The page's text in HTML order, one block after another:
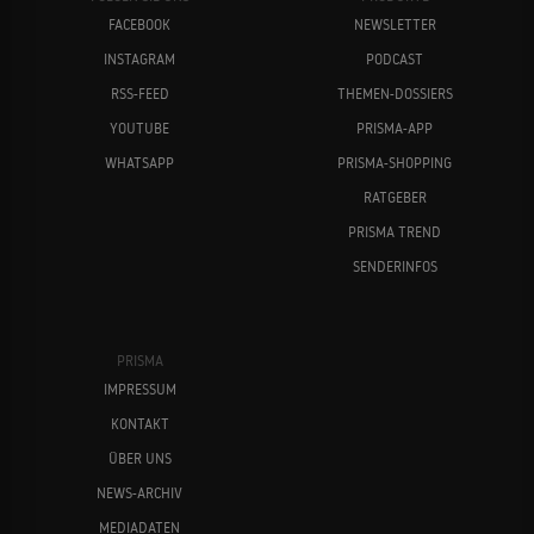
FACEBOOK
INSTAGRAM
RSS-FEED
YOUTUBE
WHATSAPP
NEWSLETTER
PODCAST
THEMEN-DOSSIERS
PRISMA-APP
PRISMA-SHOPPING
RATGEBER
PRISMA TREND
SENDERINFOS
PRISMA
IMPRESSUM
KONTAKT
ÜBER UNS
NEWS-ARCHIV
MEDIADATEN